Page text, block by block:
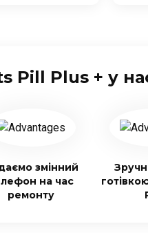
Pill Plus + у
змінний
на час
ремонту